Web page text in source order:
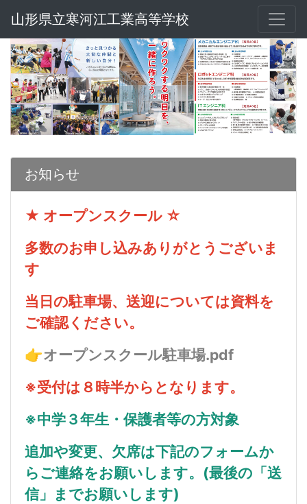
山形県立寒河江工業高等学校
お知らせ
★ オープンスクール ☆
多数のお申し込みありがとうございま
す
当日の駐車場、送迎については資料を
ご確認ください。
👉オープンスクール駐車場.pdf
※受付は８時半からとなります。
※中学３年生・保護者等の方対象
追加や変更、欠席は下記のフォームか
らご連絡をお願いします。(最後の「送
信」までお願いします)